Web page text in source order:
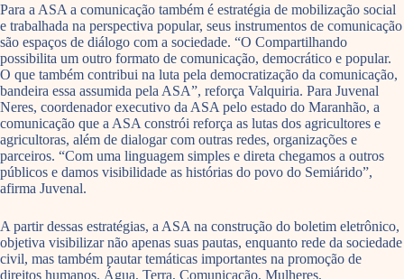
Para a ASA a comunicação também é estratégia de mobilização social
e trabalhada na perspectiva popular, seus instrumentos de comunicação
são espaços de diálogo com a sociedade. “O Compartilhando
possibilita um outro formato de comunicação, democrático e popular.
O que também contribui na luta pela democratização da comunicação,
bandeira essa assumida pela ASA”, reforça Valquiria. Para Juvenal
Neres, coordenador executivo da ASA pelo estado do Maranhão, a
comunicação que a ASA constrói reforça as lutas dos agricultores e
agricultoras, além de dialogar com outras redes, organizações e
parceiros. “Com uma linguagem simples e direta chegamos a outros
públicos e damos visibilidade as histórias do povo do Semiárido”,
afirma Juvenal.
A partir dessas estratégias, a ASA na construção do boletim eletrônico,
objetiva visibilizar não apenas suas pautas, enquanto rede da sociedade
civil, mas também pautar temáticas importantes na promoção de
direitos humanos. Água, Terra, Comunicação, Mulheres,